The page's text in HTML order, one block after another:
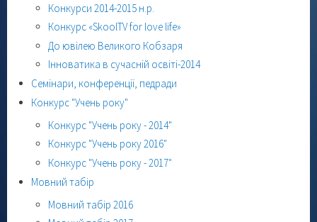
Конкурси 2014-2015 н.р.
Конкурс «SkoolTV for love life»
До ювілею Великого Кобзаря
Інноватика в сучасній освіті-2014
Семінари, конференції, педради
Конкурс "Учень року"
Конкурс "Учень року - 2014"
Конкурс "Учень року 2016"
Конкурс "Учень року - 2017"
Мовний табір
Мовний табір 2016